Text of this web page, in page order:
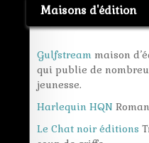
Maisons d'édition
Gulfstream maison
qui publie de
jeunesse.
Harlequin HQN
Le Chat noir éditions